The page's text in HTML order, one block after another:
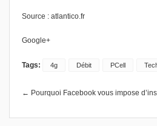
Source : atlantico.fr
Google+
Tags: 4g Débit PCell
← Pourquoi Facebook vous impose